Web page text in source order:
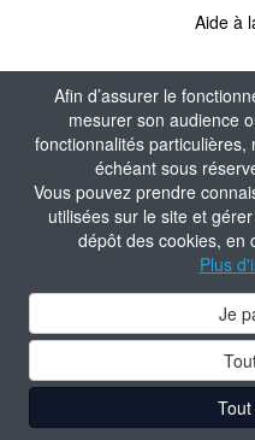
Afin d’assurer le
mesurer son audience
fonctionnalités
échéant sous
Vous pouvez prendre
utilisées sur le site et
dépôt des cookies, en
Plus
Je
Aide à